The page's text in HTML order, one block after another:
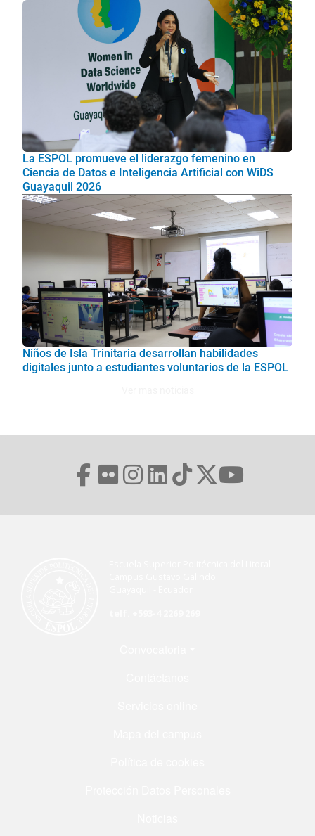
La ESPOL promueve el liderazgo femenino en
Ciencia de Datos e Inteligencia Artificial con WiDS
Guayaquil 2026
Niños de Isla Trinitaria desarrollan habilidades
digitales junto a estudiantes voluntarios de la ESPOL